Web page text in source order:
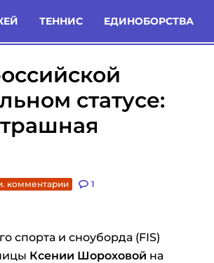
ТЕННИС ЕДИНОБОРСТВА
Комменты Новости
статусе:
комментарии 1
и сноуборда (FIS)
Ксении Шороховой на